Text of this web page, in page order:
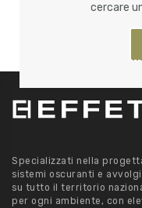
cercare
Specializzati nella
sistemi oscuranti e
su tutto il territorio
per ogni ambiente, con